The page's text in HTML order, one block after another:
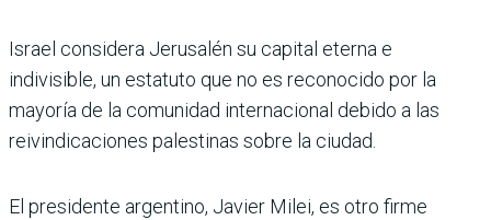
Israel considera Jerusalén su capital eterna e
indivisible, un estatuto que no es reconocido por la
mayoría de la comunidad internacional debido a las
reivindicaciones palestinas sobre la ciudad.
El presidente argentino, Javier Milei, es otro firme